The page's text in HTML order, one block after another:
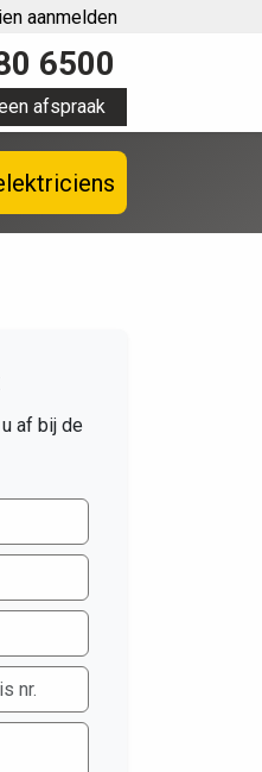
aanmelden
6500
afspraak
elektriciens
af bij de